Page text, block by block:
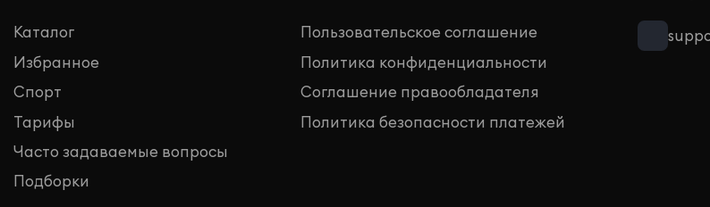
Каталог
Избранное
Спорт
Тарифы
Часто задаваемые вопросы
Подборки
Пользовательское соглашение
Политика конфиденциальности
Соглашение правообладателя
Политика безопасности платежей